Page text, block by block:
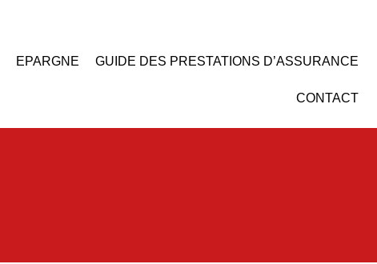
EPARGNE GUIDE DES PRESTATIONS D’ASSURANCE
CONTACT